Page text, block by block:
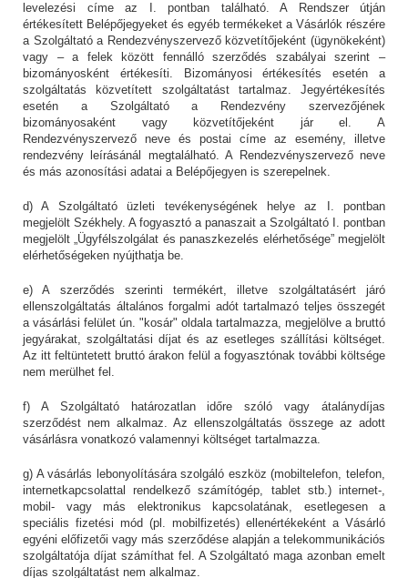
levelezési címe az I. pontban található. A Rendszer útján
értékesített Belépőjegyeket és egyéb termékeket a Vásárlók részére
a Szolgáltató a Rendezvényszervező közvetítőjeként (ügynökeként)
vagy – a felek között fennálló szerződés szabályai szerint –
bizományosként értékesíti. Bizományosi értékesítés esetén a
szolgáltatás közvetített szolgáltatást tartalmaz. Jegyértékesítés
esetén a Szolgáltató a Rendezvény szervezőjének
bizományosaként vagy közvetítőjeként jár el. A
Rendezvényszervező neve és postai címe az esemény, illetve
rendezvény leírásánál megtalálható. A Rendezvényszervező neve
és más azonosítási adatai a Belépőjegyen is szerepelnek.
d) A Szolgáltató üzleti tevékenységének helye az I. pontban
megjelölt Székhely. A fogyasztó a panaszait a Szolgáltató I. pontban
megjelölt „Ügyfélszolgálat és panaszkezelés elérhetősége” megjelölt
elérhetőségeken nyújthatja be.
e) A szerződés szerinti termékért, illetve szolgáltatásért járó
ellenszolgáltatás általános forgalmi adót tartalmazó teljes összegét
a vásárlási felület ún. "kosár" oldala tartalmazza, megjelölve a bruttó
jegyárakat, szolgáltatási díjat és az esetleges szállítási költséget.
Az itt feltüntetett bruttó árakon felül a fogyasztónak további költsége
nem merülhet fel.
f) A Szolgáltató határozatlan időre szóló vagy átalánydíjas
szerződést nem alkalmaz. Az ellenszolgáltatás összege az adott
vásárlásra vonatkozó valamennyi költséget tartalmazza.
g) A vásárlás lebonyolítására szolgáló eszköz (mobiltelefon, telefon,
internetkapcsolattal rendelkező számítógép, tablet stb.) internet-,
mobil- vagy más elektronikus kapcsolatának, esetlegesen a
speciális fizetési mód (pl. mobilfizetés) ellenértékeként a Vásárló
egyéni előfizetői vagy más szerződése alapján a telekommunikációs
szolgáltatója díjat számíthat fel. A Szolgáltató maga azonban emelt
díjas szolgáltatást nem alkalmaz.